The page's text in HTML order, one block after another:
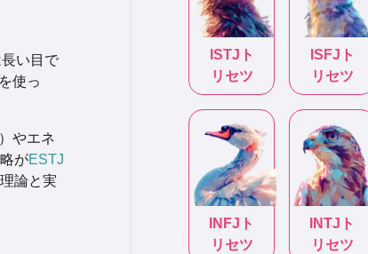
長い目で
使っ
やエネ
がESTJ
論と実
ISTJ ト
リセツ
ISFJ ト
リセツ
INFJ ト
リセツ
INTJ ト
リセツ